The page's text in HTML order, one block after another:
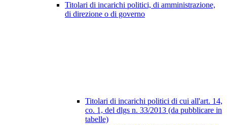
Titolari di incarichi politici, di amministrazione,
di direzione o di governo
Titolari di incarichi politici di cui all'art. 14,
co. 1, del dlgs n. 33/2013 (da pubblicare in
tabelle)